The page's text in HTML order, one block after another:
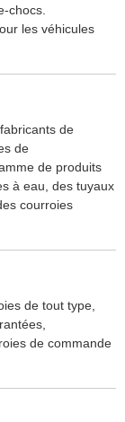
chocs.
les véhicules
de
de
de produits
à eau, des tuyaux
courroies
de tout type,
de commande